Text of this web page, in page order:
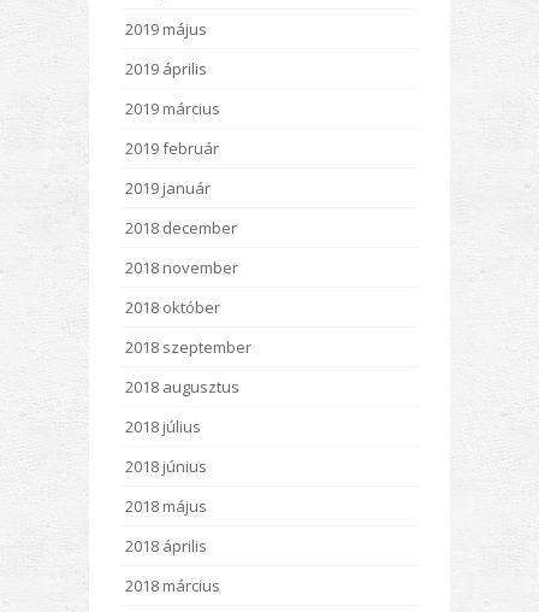
2019 május
2019 április
2019 március
2019 február
2019 január
2018 december
2018 november
2018 október
2018 szeptember
2018 augusztus
2018 július
2018 június
2018 május
2018 április
2018 március